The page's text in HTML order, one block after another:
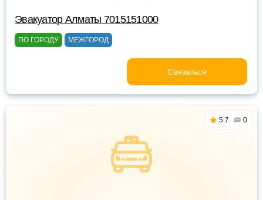
Эвакуатор Алматы 7015151000
ПО ГОРОДУ МЕЖГОРОД
Связаться
5.7 0